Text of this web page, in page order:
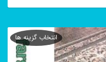
انتخاب گزینه ها